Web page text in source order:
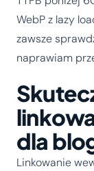
WebP z lazy
zawsze
naprawiam
dla
Linkowanie